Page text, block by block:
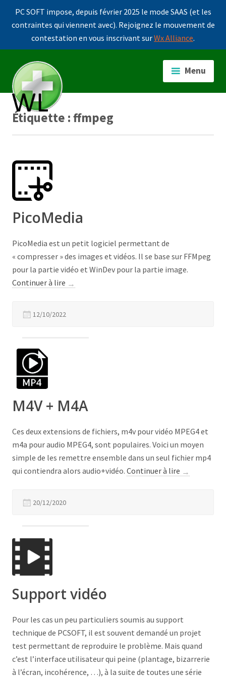
PC SOFT impose, depuis février 2025 le mode SAAS (et les
contraintes qui viennent avec). Rejoignez le mouvement de
contestation en vous inscrivant surWx Alliance.
contenu
principal
Menu
Étiquette :ffmpeg
PicoMedia
PicoMedia est un petit logiciel permettant de
« compresser » des images et vidéos. Il se base sur FFMpeg
pour la partie vidéo et WinDev pour la partie image.
Continuer à lire
« PicoMedia »
→
12/10/2022
M4V + M4A
Ces deux extensions de fichiers, m4v pour vidéo MPEG4 et
m4a pour audio MPEG4, sont populaires. Voici un moyen
simple de les remettre ensemble dans un seul fichier mp4
qui contiendra alors audio+vidéo. Continuer à lire
« M4V
→
20/12/2020
Support vidéo
Pour les cas un peu particuliers soumis au support
technique de PCSOFT, il est souvent demandé un projet
test permettant de reproduire le problème. Mais quand
c’est l’interface utilisateur qui peine (plantage, bizarrerie
à l’écran, incohérence, …), à la suite de toutes une série